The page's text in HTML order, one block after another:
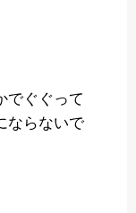
ぐぐって
ならないで